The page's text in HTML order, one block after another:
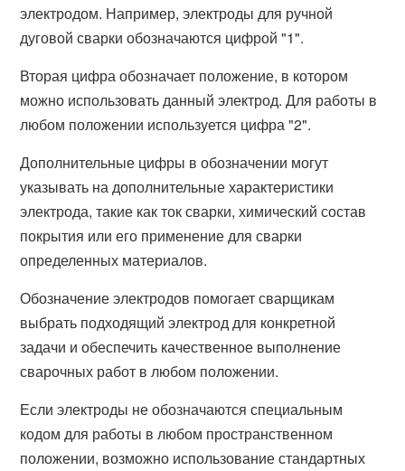
электродом. Например, электроды для ручной
дуговой сварки обозначаются цифрой "1".
Вторая цифра обозначает положение, в котором
можно использовать данный электрод. Для работы в
любом положении используется цифра "2".
Дополнительные цифры в обозначении могут
указывать на дополнительные характеристики
электрода, такие как ток сварки, химический состав
покрытия или его применение для сварки
определенных материалов.
Обозначение электродов помогает сварщикам
выбрать подходящий электрод для конкретной
задачи и обеспечить качественное выполнение
сварочных работ в любом положении.
Если электроды не обозначаются специальным
кодом для работы в любом пространственном
положении, возможно использование стандартных